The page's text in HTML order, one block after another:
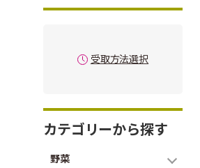
受取方法選択
カテゴリーから探す
野菜